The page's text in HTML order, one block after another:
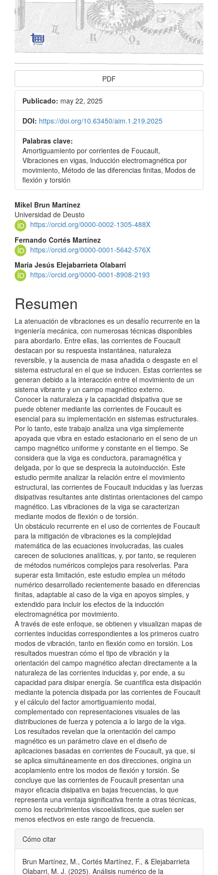
PDF
Publicado: may 22, 2025
DOI: https://doi.org/10.63450/aim.1.219.2025
Palabras clave:
Amortiguamiento por corrientes de Foucault,
Vibraciones en vigas, Inducción electromagnética por
movimiento, Método de las diferencias finitas, Modos de
flexión y torsión
Contenido
principal
del
artículo
Mikel Brun Martínez
Universidad de Deusto
https://orcid.org/0000-0002-1305-488X
Fernando Cortés Martínez
https://orcid.org/0000-0001-5642-576X
María Jesús Elejabarrieta Olabarri
https://orcid.org/0000-0001-8908-2193
Resumen
La atenuación de vibraciones es un desafío recurrente en la
ingeniería mecánica, con numerosas técnicas disponibles
para abordarlo. Entre ellas, las corrientes de Foucault
destacan por su respuesta instantánea, naturaleza
reversible, y la ausencia de masa añadida o desgaste en el
sistema estructural en el que se inducen. Estas corrientes se
generan debido a la interacción entre el movimiento de un
sistema vibrante y un campo magnético externo.
Conocer la naturaleza y la capacidad disipativa que se
puede obtener mediante las corrientes de Foucault es
esencial para su implementación en sistemas estructurales.
Por lo tanto, este trabajo analiza una viga simplemente
apoyada que vibra en estado estacionario en el seno de un
campo magnético uniforme y constante en el tiempo. Se
considera que la viga es conductora, paramagnética y
delgada, por lo que se desprecia la autoinducción. Este
estudio permite analizar la relación entre el movimiento
estructural, las corrientes de Foucault inducidas y las fuerzas
disipativas resultantes ante distintas orientaciones del campo
magnético. Las vibraciones de la viga se caracterizan
mediante modos de flexión o de torsión.
Un obstáculo recurrente en el uso de corrientes de Foucault
para la mitigación de vibraciones es la complejidad
matemática de las ecuaciones involucradas, las cuales
carecen de soluciones analíticas, y, por tanto, se requieren
de métodos numéricos complejos para resolverlas. Para
superar esta limitación, este estudio emplea un método
numérico desarrollado recientemente basado en diferencias
finitas, adaptable al caso de la viga en apoyos simples, y
extendido para incluir los efectos de la inducción
electromagnética por movimiento.
A través de este enfoque, se obtienen y visualizan mapas de
corrientes inducidas correspondientes a los primeros cuatro
modos de vibración, tanto en flexión como en torsión. Los
resultados muestran cómo el tipo de vibración y la
orientación del campo magnético afectan directamente a la
naturaleza de las corrientes inducidas y, por ende, a su
capacidad para disipar energía. Se cuantifica esta disipación
mediante la potencia disipada por las corrientes de Foucault
y el cálculo del factor amortiguamiento modal,
complementado con representaciones visuales de las
distribuciones de fuerza y potencia a lo largo de la viga.
Los resultados revelan que la orientación del campo
magnético es un parámetro clave en el diseño de
aplicaciones basadas en corrientes de Foucault, ya que, si
se aplica simultáneamente en dos direcciones, origina un
acoplamiento entre los modos de flexión y torsión. Se
concluye que las corrientes de Foucault presentan una
mayor eficacia disipativa en bajas frecuencias, lo que
representa una ventaja significativa frente a otras técnicas,
como los recubrimientos viscoelásticos, que suelen ser
menos efectivos en este rango de frecuencia.
Detalles
del
artículo
Cómo citar
Brun Martínez, M., Cortés Martínez, F., & Elejabarrieta
Olabarri, M. J. (2025). Análisis numérico de la